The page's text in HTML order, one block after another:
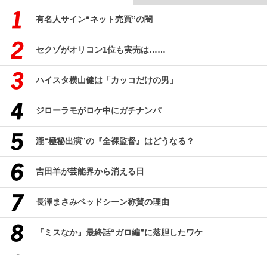
有名人サイン“ネット売買”の闇
セクゾがオリコン1位も実売は……
ハイスタ横山健は「カッコだけの男」
ジローラモがロケ中にガチナンパ
瀧“極秘出演”の『全裸監督』はどうなる？
吉田羊が芸能界から消える日
長澤まさみベッドシーン称賛の理由
『ミスなか』最終話“ガロ編”に落胆したワケ